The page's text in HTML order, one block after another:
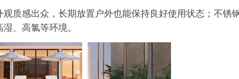
质感出众，长期放置户外也能保持良好使用状态；不锈
、高氯等环境。